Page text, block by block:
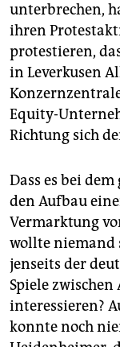
unterbrechen,
ihren
protestieren,
in Leverkusen
Equity-
Richtung sich
Dass es bei
den Aufbau
Vermarktung
wollte niemand
jenseits der
Spiele
interessieren?
konnte noch